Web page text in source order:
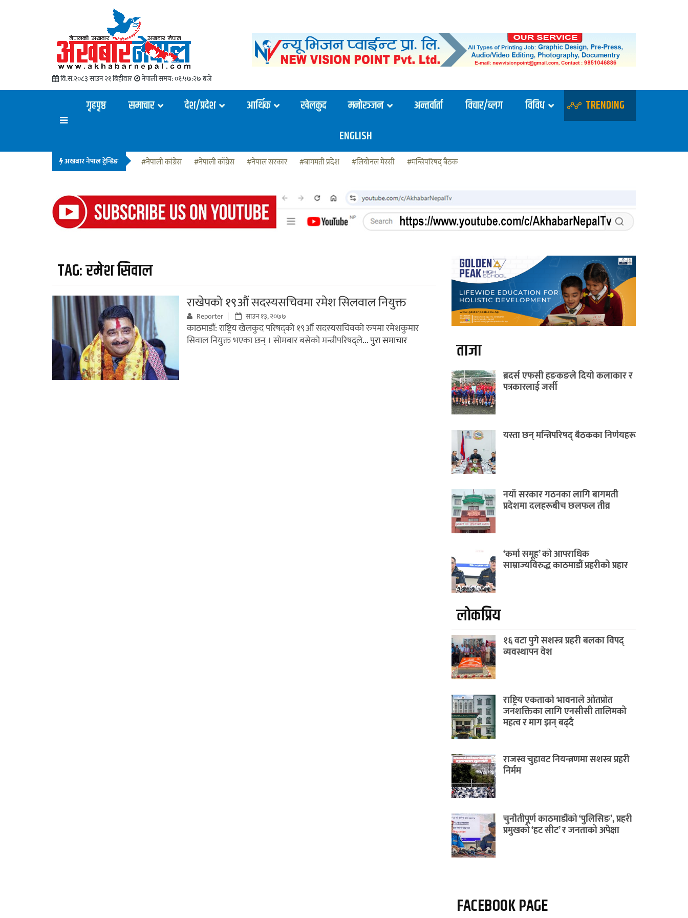
वि.सं.२०८३ साउन २१ बिहीवार नेपाली समय:०१:५७:२८ बजे
गृहपृष्ठ समाचार देश/प्रदेश आर्थिक खेलकुद मनोरञ्जन अन्तर्वार्ता विचार/ब्लग विविध
TRENDING
ENGLISH
अखबार नेपाल ट्रेन्डिङ #नेपाली कांग्रेस #नेपाली काँग्रेस #नेपाल सरकार #बागमती प्रदेश #लियोनल मेस्सी #मन्त्रिपरिषद् बैठक
TAG:रमेश सिवाल
राखेपको १९औं सदस्यसचिवमा रमेश सिलवाल नियुक्त
Reporter साउन १३, २०७७
काठमाडौं: राष्ट्रिय खेलकुद परिषद्को १९औं सदस्यसचिवको रुपमा रमेशकुमार
सिवाल नियुक्त भएका छन् । सोमबार बसेको मन्त्रीपरिषद्ले... पुरा समाचार ताजा
ब्रदर्स एफसी हङकङले दियो कलाकार र
पत्रकारलाई जर्सी
यस्ता छन् मन्त्रिपरिषद् बैठकका निर्णयहरू
नयाँ सरकार गठनका लागि बागमती
प्रदेशमा दलहरूबीच छलफल तीव्र
‘कर्मा समूह’ को आपराधिक
साम्राज्यविरुद्ध काठमाडौं प्रहरीको प्रहार
लाेकप्रिय
१६ वटा पुगे सशस्त्र प्रहरी बलका विपद्
व्यवस्थापन वेश
राष्ट्रिय एकताको भावनाले ओतप्रोत
जनशक्तिका लागि एनसीसी तालिमको
महत्व र माग झन् बढ्दै
राजस्व चुहावट नियन्त्रणमा सशस्त्र प्रहरी
निर्मम
चुनौतीपूर्ण काठमाडौंको ‘पुलिसिङ’, प्रहरी
प्रमुखको ‘हट सीट’ र जनताको अपेक्षा
FACEBOOK PAGE